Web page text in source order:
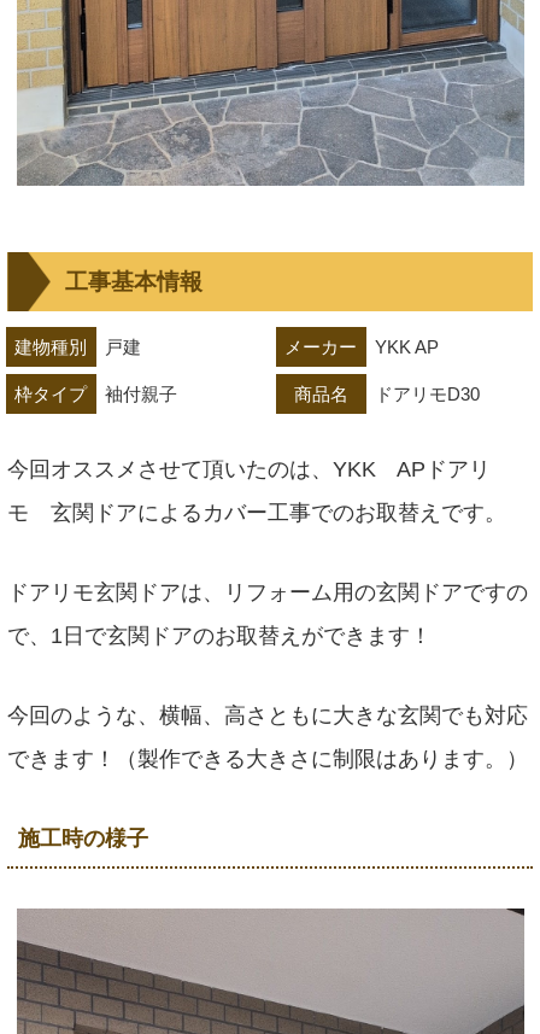
工事基本情報
建物種別 戸建 メーカー YKK AP
枠タイプ 袖付親子 商品名 ドアリモD30
今回オススメさせて頂いたのは、YKK APドアリ
モ 玄関ドアによるカバー工事でのお取替えです。
ドアリモ玄関ドアは、リフォーム用の玄関ドアですの
で、1日で玄関ドアのお取替えができます！
今回のような、横幅、高さともに大きな玄関でも対応
できます！（製作できる大きさに制限はあります。）
施工時の様子